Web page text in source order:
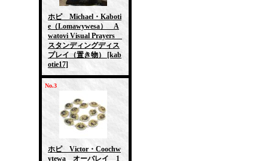
ホピ Michael・Kaboti
e（Lomawywesa） A
watovi Visual Prayers
スタンディングディス
プレイ（置き物）
[kab
otie17]
No.3
ホピ Victor・Coochw
ytewa オーバレイ 1